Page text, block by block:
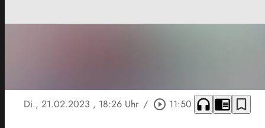
Di., 21.02.2023 , 18:26 Uhr / play_circle_outline 11:50 headphones chrome_reader_mode bookmark_border